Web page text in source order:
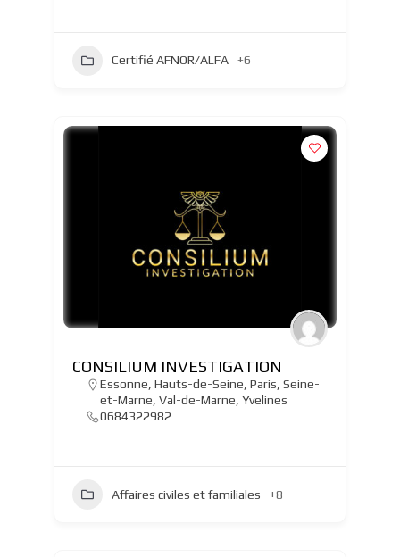
Certifié AFNOR/ALFA +6
CONSILIUM INVESTIGATION
Essonne, Hauts-de-Seine, Paris, Seine-
et-Marne, Val-de-Marne, Yvelines
0684322982
Affaires civiles et familiales +8